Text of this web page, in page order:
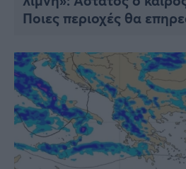
Ποιες περιοχές θα